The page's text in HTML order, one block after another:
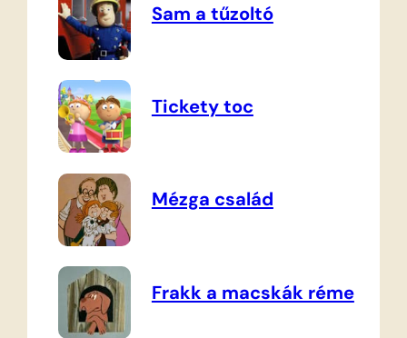
Sam a tűzoltó
Tickety toc
Mézga család
Frakk a macskák réme